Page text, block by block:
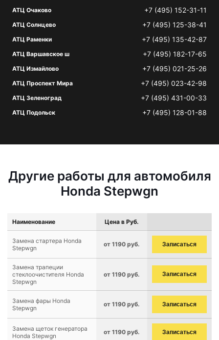
АТЦ Очаково +7 (495) 152-31-11
АТЦ Солнцево +7 (495) 125-38-41
АТЦ Раменки +7 (495) 135-42-87
АТЦ Варшавское ш +7 (495) 182-17-65
АТЦ Измайлово +7 (495) 021-25-26
АТЦ Проспект Мира +7 (495) 023-42-98
АТЦ Зеленоград +7 (495) 431-00-33
АТЦ Подольск +7 (495) 128-01-88
Другие работы для автомобиля
Honda Stepwgn
Наименование Цена в Руб.
Замена стартера Honda
Stepwgn
от 1190 руб. Записаться
Замена трапеции
стеклоочистителя Honda
Stepwgn
от 1190 руб. Записаться
Замена фары Honda
Stepwgn
от 1190 руб. Записаться
Замена щеток генератора
Honda Stepwgn
от 1190 руб. Записаться